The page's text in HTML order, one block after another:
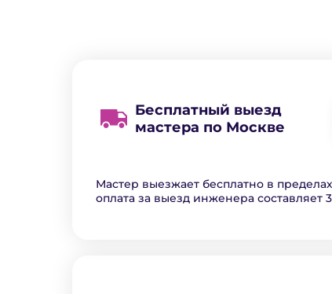
Бесплатный выезд
мастера по Москве
Мастер выезжает бесплатно в
оплата за выезд инженера составляет